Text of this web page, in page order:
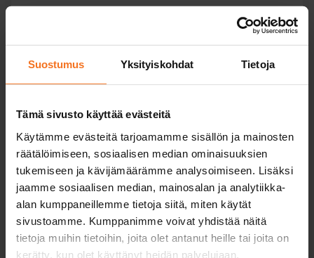
Suostumus Yksityiskohdat Tietoja
Tämä sivusto käyttää evästeitä
Käytämme evästeitä tarjoamamme sisällön ja mainosten
räätälöimiseen, sosiaalisen median ominaisuuksien
tukemiseen ja kävijämäärämme analysoimiseen. Lisäksi
jaamme sosiaalisen median, mainosalan ja analytiikka-
alan kumppaneillemme tietoja siitä, miten käytät
sivustoamme. Kumppanimme voivat yhdistää näitä
tietoja muihin tietoihin, joita olet antanut heille tai joita on
kerätty, kun olet käyttänyt heidän palvelujaan.
Opetuslupapalvelut
Mopo ja mopoauto
Kurssit ja mopo- ja mopoauto-opetukseen. Ajo-
opetusta keväästä syksyyn ja teoriatunteja läpi
vuoden.